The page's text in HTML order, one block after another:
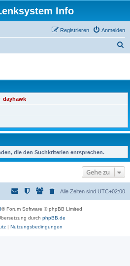
Info
Anmelden
Registrieren
h
e
dayhawk
die den Suchkriterien entsprechen.
Gehe zu
Alle Zeiten sind UTC+02:00
® Forum Software © phpBB Limited
durch phpBB.de
| Nutzungsbedingungen